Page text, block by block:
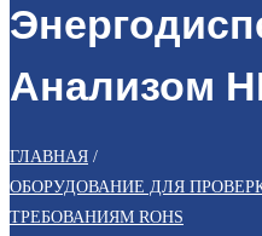
Анализом
ГЛАВНАЯ /
ОБОРУДОВАНИЕ ДЛЯ
ТРЕБОВАНИЯМ ROHS